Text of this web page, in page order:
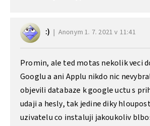
:) Anonym 1. 7. 2021 v 11:41
Promin, ale ted motas nekolik veci
Googlu a ani Applu nikdo nic
objevili databaze k google uctu s
udaji a hesly, tak jedine diky
uzivatelu co instaluji jakoukoliv